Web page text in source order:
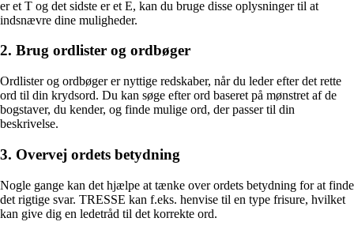
er et T og det sidste er et E, kan du bruge disse oplysninger til at
indsnævre dine muligheder.
2. Brug ordlister og ordbøger
Ordlister og ordbøger er nyttige redskaber, når du leder efter det rette
ord til din krydsord. Du kan søge efter ord baseret på mønstret af de
bogstaver, du kender, og finde mulige ord, der passer til din
beskrivelse.
3. Overvej ordets betydning
Nogle gange kan det hjælpe at tænke over ordets betydning for at finde
det rigtige svar. TRESSE kan f.eks. henvise til en type frisure, hvilket
kan give dig en ledetråd til det korrekte ord.